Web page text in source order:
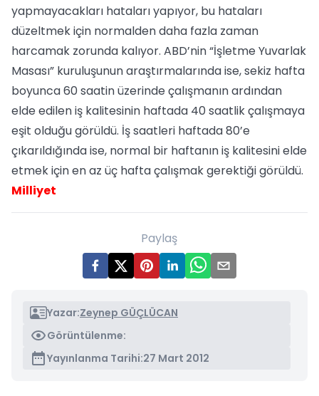
yapmayacakları hataları yapıyor, bu hataları
düzeltmek için normalden daha fazla zaman
harcamak zorunda kalıyor. ABD’nin “İşletme Yuvarlak
Masası” kuruluşunun araştırmalarında ise, sekiz hafta
boyunca 60 saatin üzerinde çalışmanın ardından
elde edilen iş kalitesinin haftada 40 saatlik çalışmaya
eşit olduğu görüldü. İş saatleri haftada 80’e
çıkarıldığında ise, normal bir haftanın iş kalitesini elde
etmek için en az üç hafta çalışmak gerektiği görüldü.
Milliyet
Paylaş
Yazar:Zeynep GÜÇLÜCAN
Görüntülenme:
Yayınlanma Tarihi:27 Mart 2012